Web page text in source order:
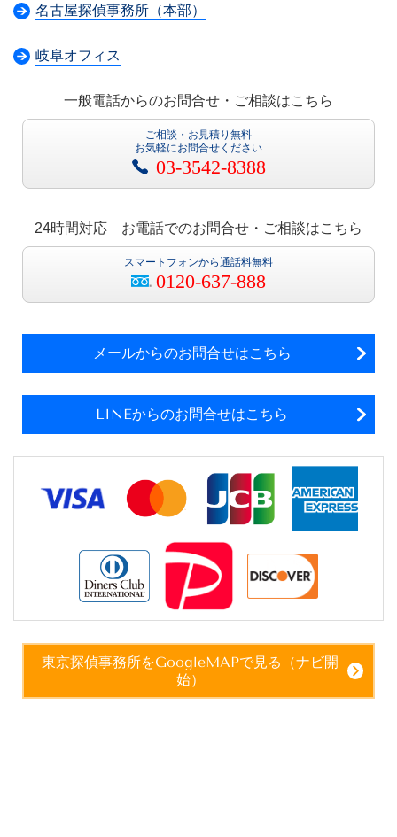
名古屋探偵事務所（本部）
岐阜オフィス
一般電話からのお問合せ・ご相談はこちら
ご相談・お見積り無料
お気軽にお問合せください
03-3542-8388
24時間対応 お電話でのお問合せ・ご相談はこちら
スマートフォンから通話料無料
0120-637-888
メールからのお問合せはこちら
LINEからのお問合せはこちら
東京探偵事務所をGoogleMAPで見る（ナビ開
始）